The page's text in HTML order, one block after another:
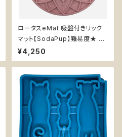
ロータスeMat 吸盤付きリック
マット【SodaPup】難易度★ 早
食い防止皿 スローフィーダー
知育 エンリッチメント ストレス
¥4,250